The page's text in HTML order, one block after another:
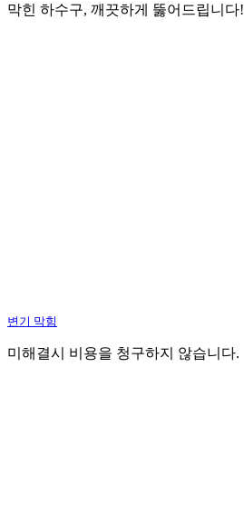
막힌 하수구, 깨끗하게 뚫어드립니다!
변기 막힘
미해결시 비용을 청구하지 않습니다.